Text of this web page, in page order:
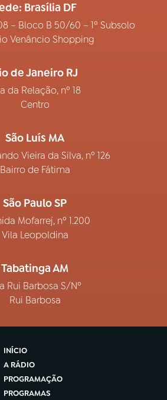
Brasília DF
– Bloco B 50/60 – 1º Subsolo
Venâncio Shopping
de Janeiro RJ
da Relação, nº 18
Centro
São Luís MA
Vieira da Silva, nº 126
Bairro de Fátima
São Paulo SP
Mofarrej, nº 1.200
Vila Leopoldina
Tabatinga AM
Rui Barbosa S/Nº
Rui Barbosa
INÍCIO
A RÁDIO
PROGRAMAÇÃO
PROGRAMAS